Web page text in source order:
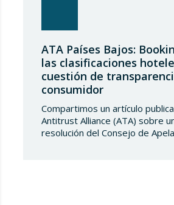
ATA Países Bajos:
las clasificaciones
cuestión de
consumidor
Compartimos un artículo
Antitrust Alliance (ATA) sobre
resolución del Consejo de